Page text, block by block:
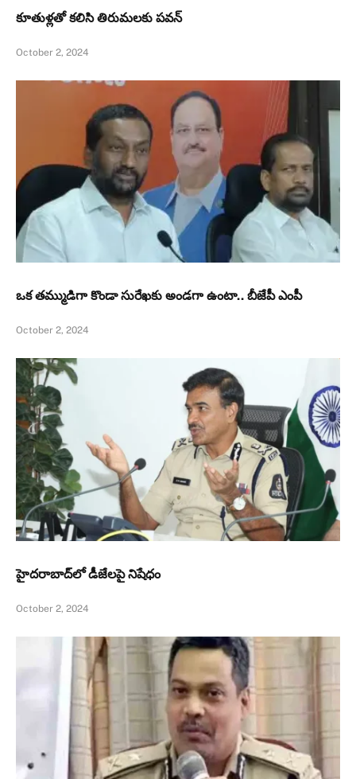
కూతుళ్ల‌తో క‌లిసి తిరుమ‌లకు పవన్‌
October 2, 2024
ఒక తమ్ముడిగా కొండా సురేఖకు అండగా ఉంటా.. బీజేపీ ఎంపీ
October 2, 2024
హైదరాబాద్‌లో డీజేలపై నిషేధం
October 2, 2024